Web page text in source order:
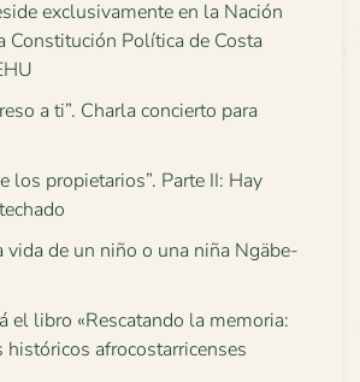
exclusivamente en la Nación
Constitución Política de Costa
a ti”. Charla concierto para
los propietarios”. Parte II: Hay
vida de un niño o una niña Ngäbe-
el libro «Rescatando la memoria:
históricos afrocostarricenses